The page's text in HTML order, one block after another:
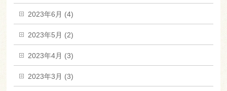
2023年6月 (4)
2023年5月 (2)
2023年4月 (3)
2023年3月 (3)